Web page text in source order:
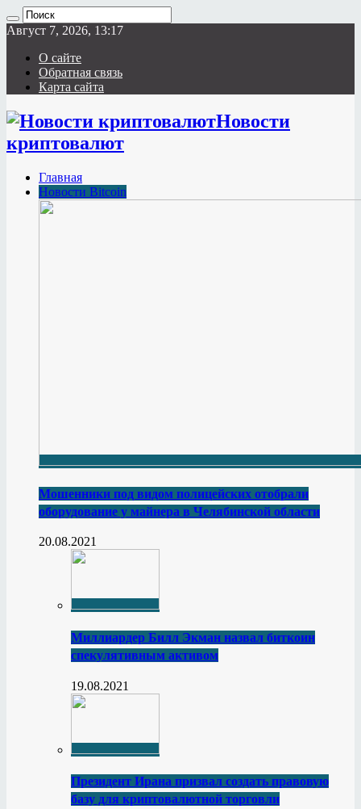
Август 7, 2026, 13:17
О сайте
Обратная связь
Карта сайта
Новости
криптовалют
Главная
Новости Bitcoin
Мошенники под видом полицейских отобрали
оборудование у майнера в Челябинской области
20.08.2021
Миллиардер Билл Экман назвал биткоин
спекулятивным активом
19.08.2021
Президент Ирана призвал создать правовую
базу для криптовалютной торговли